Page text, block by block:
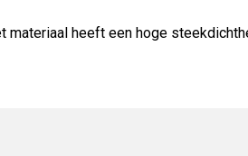
heeft een hoge